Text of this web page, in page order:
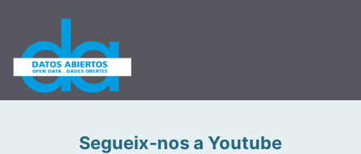
Segueix-nos a Youtube